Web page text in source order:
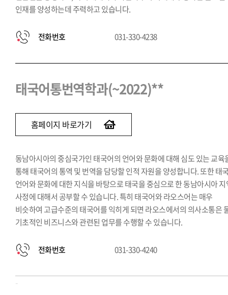
인재를 양성하는데 주력하고 있습니다.
전화번호 031-330-4238
태국어통번역학과(~2022)**
홈페이지 바로가기
동남아시아의 중심국가인 태국어의 언어와 문화에 대해 심도 있는 교육
통해 태국어의 통역 및 번역을 담당할 인적 자원을 양성합니다. 또한 태
언어와 문화에 대한 지식을 바탕으로 태국을 중심으로 한 동남아시아
사정에 대해서 공부할 수 있습니다. 특히 태국어와 라오스어는 매우
비슷하여 고급수준의 태국어를 익히게 되면 라오스에서의 의사소통은
기초적인 비즈니스와 관련된 업무를 수행할 수 있습니다.
전화번호 031-330-4240
-